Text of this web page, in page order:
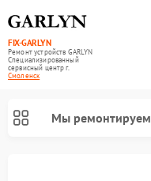
FIX-GARLYN
Ремонт устройств GARLYN
Специализированный
cервисный центр г.
Смоленск
Мы ремонтируем